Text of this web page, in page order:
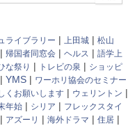
ライブラリー | 上田城 | 松山
| 帰国者同窓会 | ヘルス | 語学上
な祭り | トレビの泉 | ショッピ
| YMS | ワーホリ協会のセミナー
くお願いします | ウェリントン |
年始 | シリア | フレックスタイ
| アズーリ | 海外ドラマ | 住居 |